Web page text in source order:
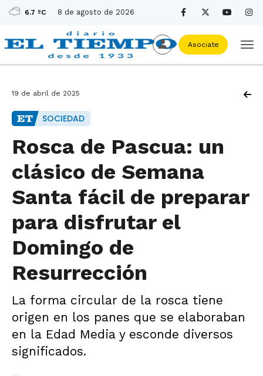
6.7 ºC 8 de agosto de 2026
Asociate
19 de abril de 2025
SOCIEDAD
Rosca de Pascua: un
clásico de Semana
Santa fácil de preparar
para disfrutar el
Domingo de
Resurrección
La forma circular de la rosca tiene
origen en los panes que se elaboraban
en la Edad Media y esconde diversos
significados.